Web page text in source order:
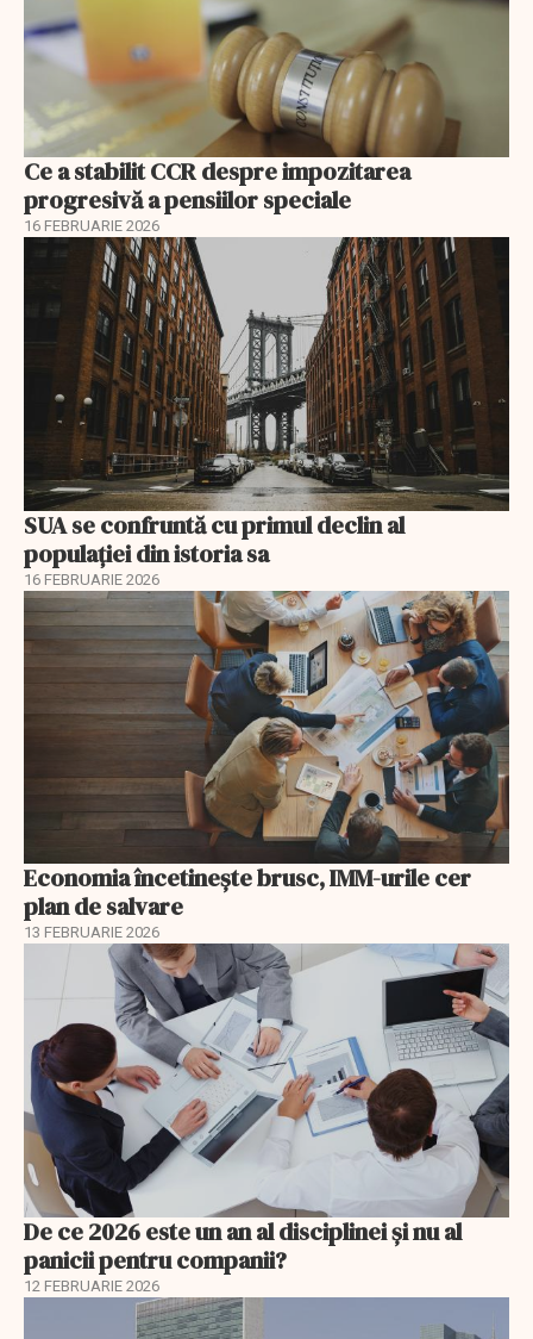
Ce a stabilit CCR despre impozitarea
progresivă a pensiilor speciale
16 FEBRUARIE 2026
SUA se confruntă cu primul declin al
populației din istoria sa
16 FEBRUARIE 2026
Economia încetinește brusc, IMM-urile cer
plan de salvare
13 FEBRUARIE 2026
De ce 2026 este un an al disciplinei și nu al
panicii pentru companii?
12 FEBRUARIE 2026